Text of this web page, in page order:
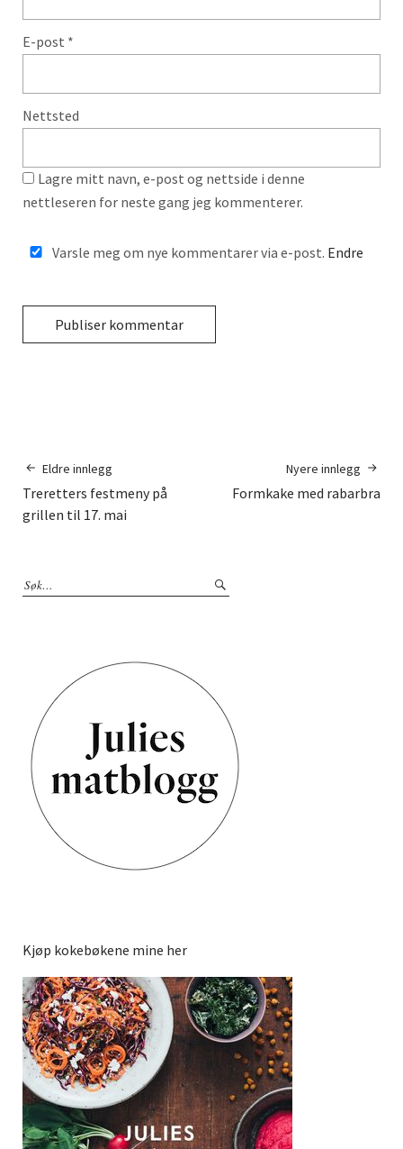
E-post *
Nettsted
Lagre mitt navn, e-post og nettside i denne
nettleseren for neste gang jeg kommenterer.
Varsle meg om nye kommentarer via e-post. Endre
Eldre innlegg
Treretters festmeny på
grillen til 17. mai
Nyere innlegg
Formkake med rabarbra
Kjøp kokebøkene mine her